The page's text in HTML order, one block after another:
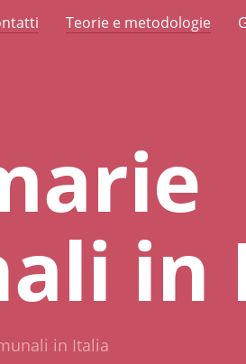
Teorie e metodologie
in
in Italia